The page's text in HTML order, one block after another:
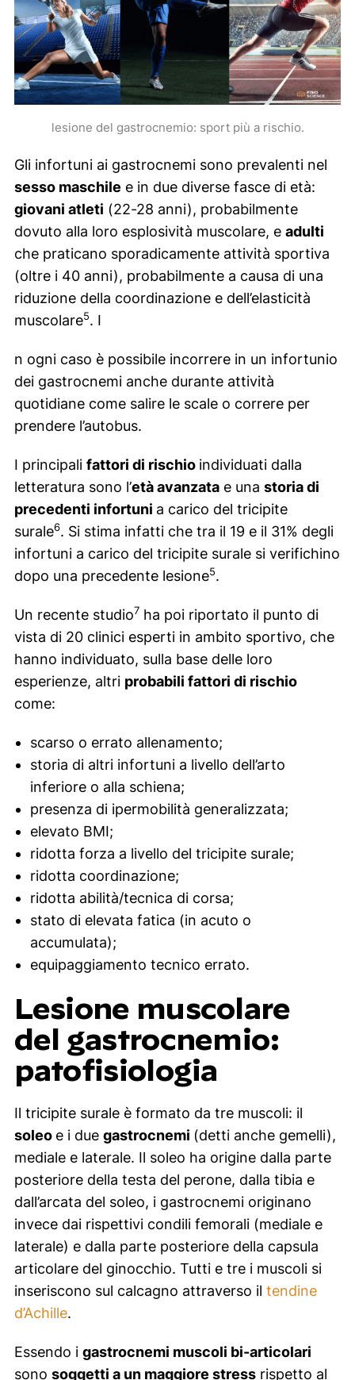
lesione del gastrocnemio: sport più a rischio.
Gli infortuni ai gastrocnemi sono prevalenti nel
sesso maschile e in due diverse fasce di età:
giovani atleti (22-28 anni), probabilmente
dovuto alla loro esplosività muscolare, e adulti
che praticano sporadicamente attività sportiva
(oltre i 40 anni), probabilmente a causa di una
riduzione della coordinazione e dell’elasticità
muscolare5. I
n ogni caso è possibile incorrere in un infortunio
dei gastrocnemi anche durante attività
quotidiane come salire le scale o correre per
prendere l’autobus.
I principali fattori di rischio individuati dalla
letteratura sono l’età avanzatae una storia di
precedenti infortuni a carico del tricipite
surale6. Si stima infatti che tra il 19 e il 31% degli
infortuni a carico del tricipite surale si verifichino
dopo una precedente lesione5.
Un recente studio7ha poi riportato il punto di
vista di 20 clinici esperti in ambito sportivo, che
hanno individuato, sulla base delle loro
esperienze, altri probabili fattori di rischio
come:
scarso o errato allenamento;
storia di altri infortuni a livello dell’arto
inferiore o alla schiena;
presenza di ipermobilità generalizzata;
elevato BMI;
ridotta forza a livello del tricipite surale;
ridotta coordinazione;
ridotta abilità/tecnica di corsa;
stato di elevata fatica (in acuto o
accumulata);
equipaggiamento tecnico errato.
Lesione muscolare
del gastrocnemio:
patofisiologia
Il tricipite surale è formato da tre muscoli: il
soleo e i due gastrocnemi (detti anche gemelli),
mediale e laterale. Il soleo ha origine dalla parte
posteriore della testa del perone, dalla tibia e
dall’arcata del soleo, i gastrocnemi originano
invece dai rispettivi condili femorali (mediale e
laterale) e dalla parte posteriore della capsula
articolare del ginocchio. Tutti e tre i muscoli si
inseriscono sul calcagno attraverso il tendine
d’Achille.
Essendo i gastrocnemi muscoli bi-articolari
sono soggetti a un maggiore stressrispetto al